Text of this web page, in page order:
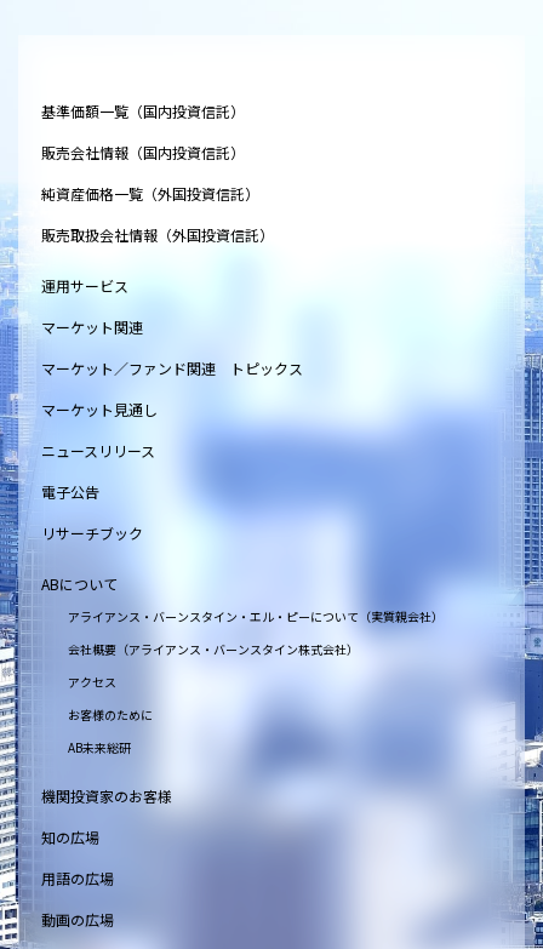
基準価額一覧（国内投資信託）
販売会社情報（国内投資信託）
純資産価格一覧（外国投資信託）
販売取扱会社情報（外国投資信託）
運用サービス
マーケット関連
マーケット／ファンド関連 トピックス
マーケット見通し
ニュースリリース
電子公告
リサーチブック
ABについて
アライアンス・バーンスタイン・エル・ピーについて（実質親会社）
会社概要（アライアンス・バーンスタイン株式会社）
アクセス
お客様のために
AB未来総研
機関投資家のお客様
知の広場
用語の広場
動画の広場